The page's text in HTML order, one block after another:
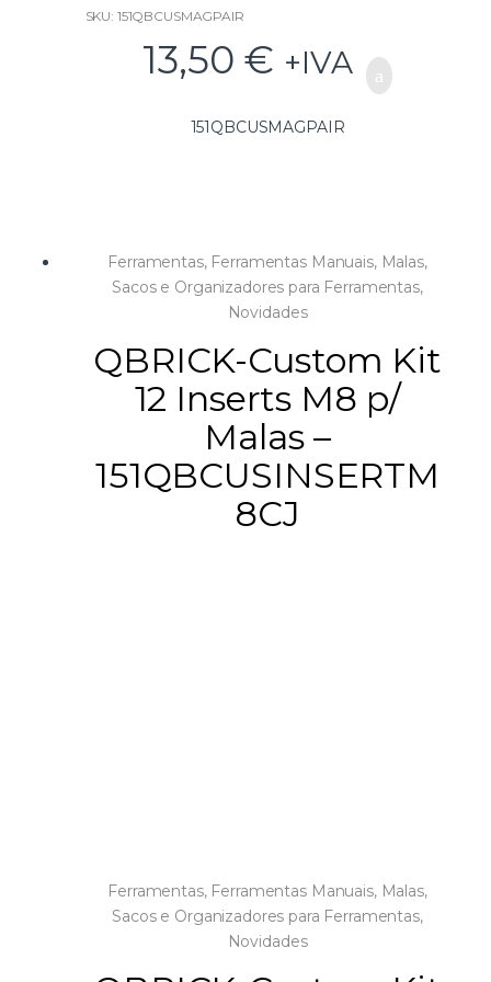
SKU: 151QBCUSMAGPAIR
13,50 € +IVA
151QBCUSMAGPAIR
Ferramentas, Ferramentas Manuais, Malas,
Sacos e Organizadores para Ferramentas,
Novidades
QBRICK-Custom Kit
12 Inserts M8 p/
Malas –
151QBCUSINSERTM
8CJ
Ferramentas, Ferramentas Manuais, Malas,
Sacos e Organizadores para Ferramentas,
Novidades